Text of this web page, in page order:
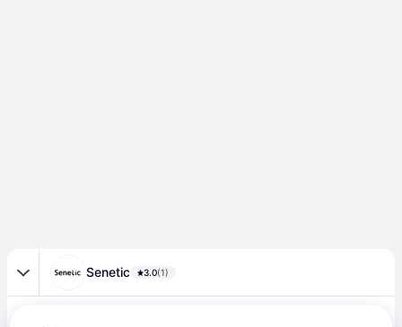
Senetic 3.0(1)